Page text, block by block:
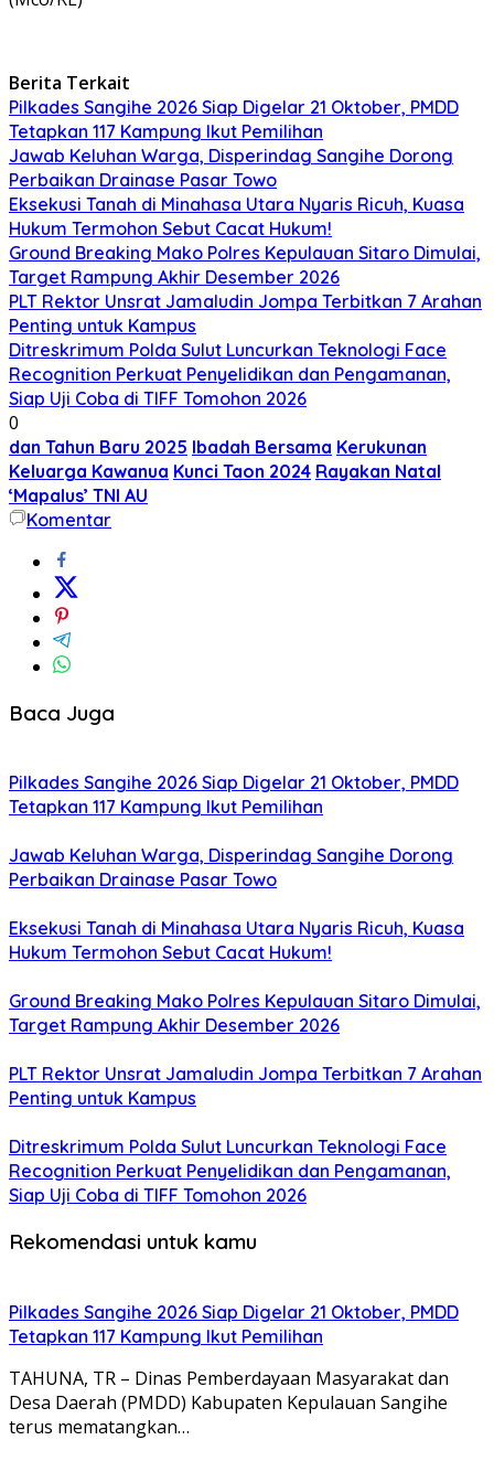
Berita Terkait
Pilkades Sangihe 2026 Siap Digelar 21 Oktober, PMDD
Tetapkan 117 Kampung Ikut Pemilihan
Jawab Keluhan Warga, Disperindag Sangihe Dorong
Perbaikan Drainase Pasar Towo
Eksekusi Tanah di Minahasa Utara Nyaris Ricuh, Kuasa
Hukum Termohon Sebut Cacat Hukum!
Ground Breaking Mako Polres Kepulauan Sitaro Dimulai,
Target Rampung Akhir Desember 2026
​PLT Rektor Unsrat Jamaludin Jompa Terbitkan 7 Arahan
Penting untuk Kampus
Ditreskrimum Polda Sulut Luncurkan Teknologi Face
Recognition Perkuat Penyelidikan dan Pengamanan,
Siap Uji Coba di TIFF Tomohon 2026
0
dan Tahun Baru 2025 Ibadah Bersama Kerukunan
Keluarga Kawanua Kunci Taon 2024 Rayakan Natal
‘Mapalus’ TNI AU
Komentar
Baca Juga
Pilkades Sangihe 2026 Siap Digelar 21 Oktober, PMDD
Tetapkan 117 Kampung Ikut Pemilihan
Jawab Keluhan Warga, Disperindag Sangihe Dorong
Perbaikan Drainase Pasar Towo
Eksekusi Tanah di Minahasa Utara Nyaris Ricuh, Kuasa
Hukum Termohon Sebut Cacat Hukum!
Ground Breaking Mako Polres Kepulauan Sitaro Dimulai,
Target Rampung Akhir Desember 2026
​PLT Rektor Unsrat Jamaludin Jompa Terbitkan 7 Arahan
Penting untuk Kampus
Ditreskrimum Polda Sulut Luncurkan Teknologi Face
Recognition Perkuat Penyelidikan dan Pengamanan,
Siap Uji Coba di TIFF Tomohon 2026
Rekomendasi untuk kamu
Pilkades Sangihe 2026 Siap Digelar 21 Oktober, PMDD
Tetapkan 117 Kampung Ikut Pemilihan
TAHUNA, TR – Dinas Pemberdayaan Masyarakat dan
Desa Daerah (PMDD) Kabupaten Kepulauan Sangihe
terus mematangkan…